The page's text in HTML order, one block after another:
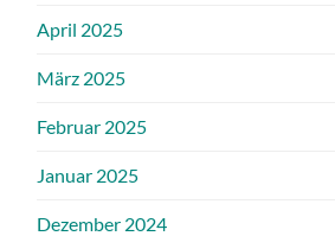
April 2025
März 2025
Februar 2025
Januar 2025
Dezember 2024